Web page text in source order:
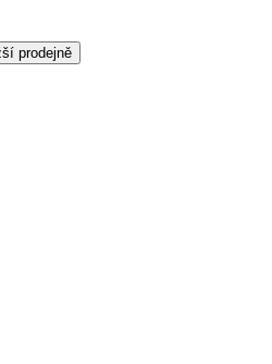
prodejně